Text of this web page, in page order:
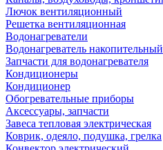
Лючок вентиляционный
Решетка вентиляционная
Водонагреватели
Водонагреватель накопительный
Запчасти для водонагревателя
Кондиционеры
Кондиционер
Обогревательные приборы
Аксессуары, запчасти
Завеса тепловая электрическая
Коврик, одеяло, подушка, грелка